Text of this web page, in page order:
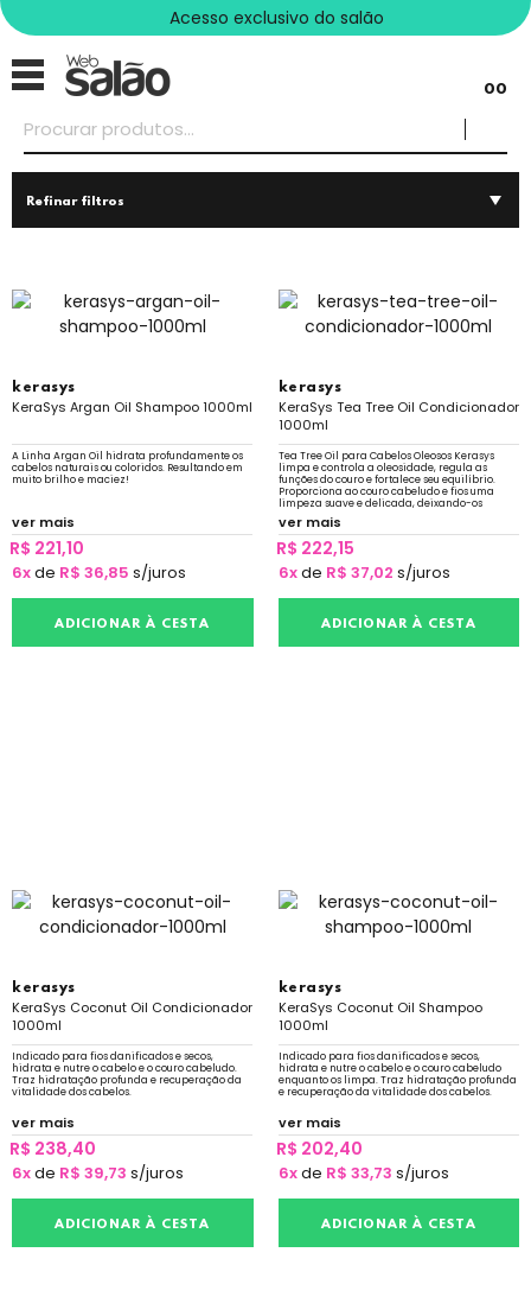
Acesso exclusivo do salão
00
Refinar filtros
kerasys
KeraSys Argan Oil Shampoo 1000ml
A Linha Argan Oil hidrata profundamente os
cabelos naturais ou coloridos. Resultando em
muito brilho e maciez!
ver mais
R$ 221,10
6xde R$ 36,85 s/juros
ADICIONAR À CESTA
kerasys
KeraSys Tea Tree Oil Condicionador
1000ml
Tea Tree Oil para Cabelos Oleosos Kerasys
limpa e controla a oleosidade, regula as
funções do couro e fortalece seu equilíbrio.
Proporciona ao couro cabeludo e fios uma
limpeza suave e delicada, deixando-os
equilibrados e limpeza prolongada sem
ressecar.
ver mais
R$ 222,15
6xde R$ 37,02 s/juros
ADICIONAR À CESTA
kerasys
KeraSys Coconut Oil Condicionador
1000ml
Indicado para fios danificados e secos,
hidrata e nutre o cabelo e o couro cabeludo.
Traz hidratação profunda e recuperação da
vitalidade dos cabelos.
ver mais
R$ 238,40
6xde R$ 39,73 s/juros
ADICIONAR À CESTA
kerasys
KeraSys Coconut Oil Shampoo
1000ml
Indicado para fios danificados e secos,
hidrata e nutre o cabelo e o couro cabeludo
enquanto os limpa. Traz hidratação profunda
e recuperação da vitalidade dos cabelos.
ver mais
R$ 202,40
6xde R$ 33,73 s/juros
ADICIONAR À CESTA